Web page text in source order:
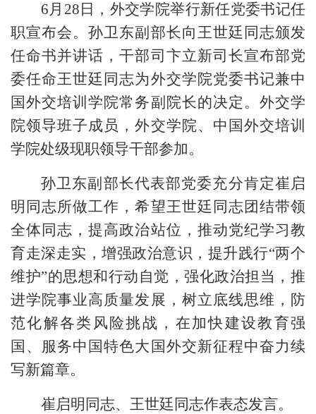
6月28日，外交学院举行新任党委书记任
职宣布会。孙卫东副部长向王世廷同志颁发
任命书并讲话，干部司卞立新司长宣布部党
委任命王世廷同志为外交学院党委书记兼中
国外交培训学院常务副院长的决定。外交学
院领导班子成员，外交学院、中国外交培训
学院处级现职领导干部参加。
孙卫东副部长代表部党委充分肯定崔启
明同志所做工作，希望王世廷同志团结带领
全体同志，提高政治站位，推动党纪学习教
育走深走实，增强政治意识，提升践行“两个
维护”的思想和行动自觉，强化政治担当，推
进学院事业高质量发展，树立底线思维，防
范化解各类风险挑战， 在加快建设教育强
国、服务中国特色大国外交新征程中奋力续
写新篇章。
崔启明同志、王世廷同志作表态发言。